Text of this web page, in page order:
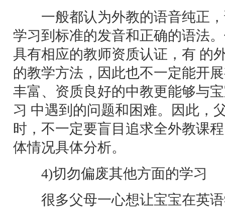
一般都认为外教的语音纯正，
学习到标准的发音和正确的语法
具有相应的教师资质认证，有 的
的教学方法，因此也不一定能开
丰富、资质良好的中教更能够与
习 中遇到的问题和困难。因此，
时，不一定要盲目追求全外教课
体情况具体分析。
4)切勿偏废其他方面的学习
很多父母一心想让宝宝在英语